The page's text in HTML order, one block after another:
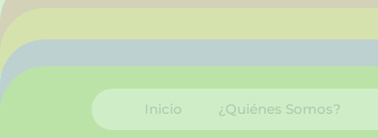
Inicio ¿Quiénes Somos?